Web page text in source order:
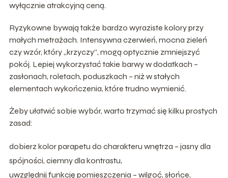
wyłącznie atrakcyjną ceną.
Ryzykowne bywają także bardzo wyraziste kolory przy
małych metrażach. Intensywna czerwień, mocna zieleń
czy wzór, który „krzyczy”, mogą optycznie zmniejszyć
pokój. Lepiej wykorzystać takie barwy w dodatkach –
zasłonach, roletach, poduszkach – niż w stałych
elementach wykończenia, które trudno wymienić.
Żeby ułatwić sobie wybór, warto trzymać się kilku prostych
zasad:
dobierz kolor parapetu do charakteru wnętrza – jasny dla
spójności, ciemny dla kontrastu,
uwzględnij funkcję pomieszczenia – wilgoć, słońce,